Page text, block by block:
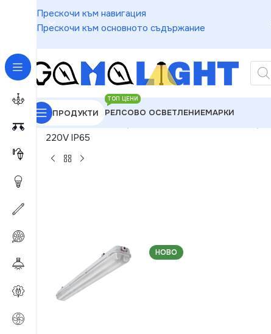
Прескочи към навигация
Прескочи към основното съдържание
ПРОДУКТИ РЕЛСОВО ОСВЕТЛЕНИЕ
ТОП ЦЕНИ
МАРКИ
GAMALIGHT»
220V IP65
НОВО